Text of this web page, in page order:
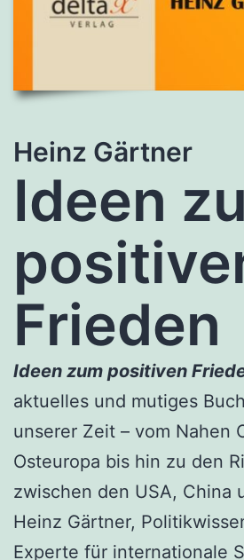
Heinz Gärtner
Ideen
Frieden
Ideen zum positiven
aktuelles und mutiges
unserer Zeit – vom Nahen
Osteuropa bis hin zu den
zwischen den USA, China
Heinz Gärtner,
Experte für internationale